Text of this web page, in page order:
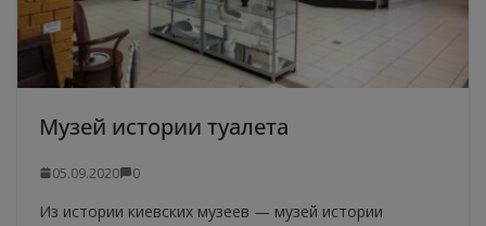
Музей истории туалета
05.09.2020 0
Из истории киевских музеев — музей истории